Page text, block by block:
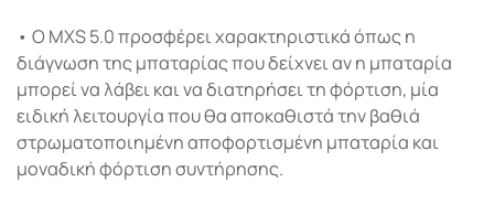
• Ο MXS 5.0 προσφέρει χαρακτηριστικά όπως η
διάγνωση της μπαταρίας που δείχνει αν η μπαταρία
μπορεί να λάβει και να διατηρήσει τη φόρτιση, μία
ειδική λειτουργία που θα αποκαθιστά την βαθιά
στρωματοποιημένη αποφορτισμένη μπαταρία και
μοναδική φόρτιση συντήρησης.